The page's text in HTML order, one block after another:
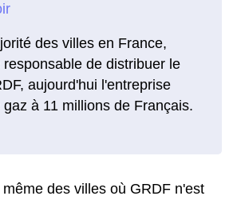
des villes en France,
responsable de distribuer le
aujourd'hui l'entreprise
à 11 millions de Français.
des villes où GRDF n'est